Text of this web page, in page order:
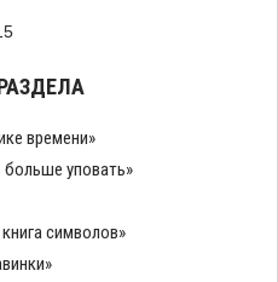
времени»
больше уповать»
символов»